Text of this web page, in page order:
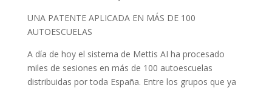
UNA PATENTE APLICADA EN MÁS DE 100
AUTOESCUELAS
A día de hoy el sistema de Mettis AI ha procesado
miles de sesiones en más de 100 autoescuelas
distribuidas por toda España. Entre los grupos que ya